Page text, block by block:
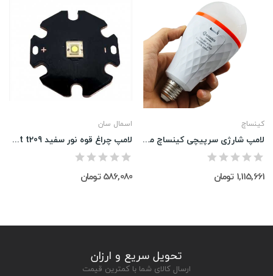
اسمال سان
لامپ چراغ قوه نور سفید LED 30 Wat t209
586,080 تومان
کینساچ
لامپ شارژی سرپیچی کینساچ مدل BF-8301
1,115,661 تومان
تحویل سریع و ارزان
ارسال کالای شما با کمترین قیمت